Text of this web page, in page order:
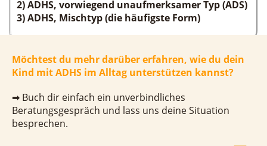
2) ADHS, vorwiegend unaufmerksamer Typ (ADS)
3) ADHS, Mischtyp (die häufigste Form)
Möchtest du mehr darüber erfahren, wie du dein
Kind mit ADHS im Alltag unterstützen kannst?
➡ Buch dir einfach ein unverbindliches
Beratungsgespräch und lass uns deine Situation
besprechen.